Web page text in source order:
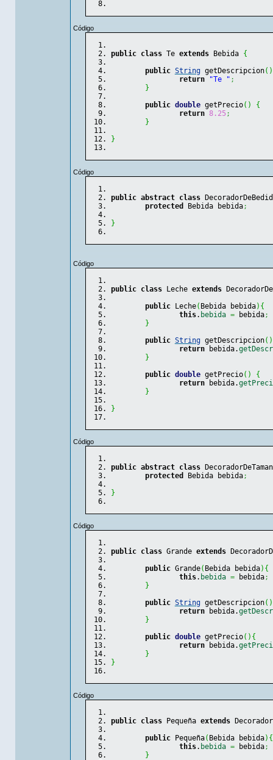
Código
public class Te extends Bebida {
public String getDescripcion( )
return
"Te " ;
}
public double getPrecio( )
{
return 8.25;
}
}
Código
public abstract class
protected
Bebida bebida;
}
Código
public class Leche extends
public Leche( Bebida bebida) {
this. bebida = bebida;
}
public String getDescripcion( )
return bebida.
}
public double getPrecio( )
{
return bebida.
}
}
Código
public abstract class
protected
Bebida bebida;
}
Código
public class Grande extends
public Grande( Bebida bebida) {
this. bebida = bebida;
}
public String getDescripcion( )
return bebida.
}
public double getPrecio( ) {
return bebida.
}
}
Código
public class Pequeña extends
public Pequeña( Bebida bebida) {
this. bebida = bebida;
}